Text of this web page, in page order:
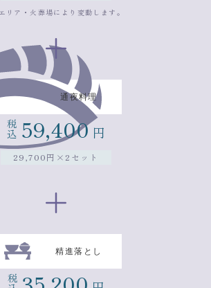
リア・火葬場により変動します。
通夜料理
税
込 59,400 円
29,700円×2セット
精進落とし
税